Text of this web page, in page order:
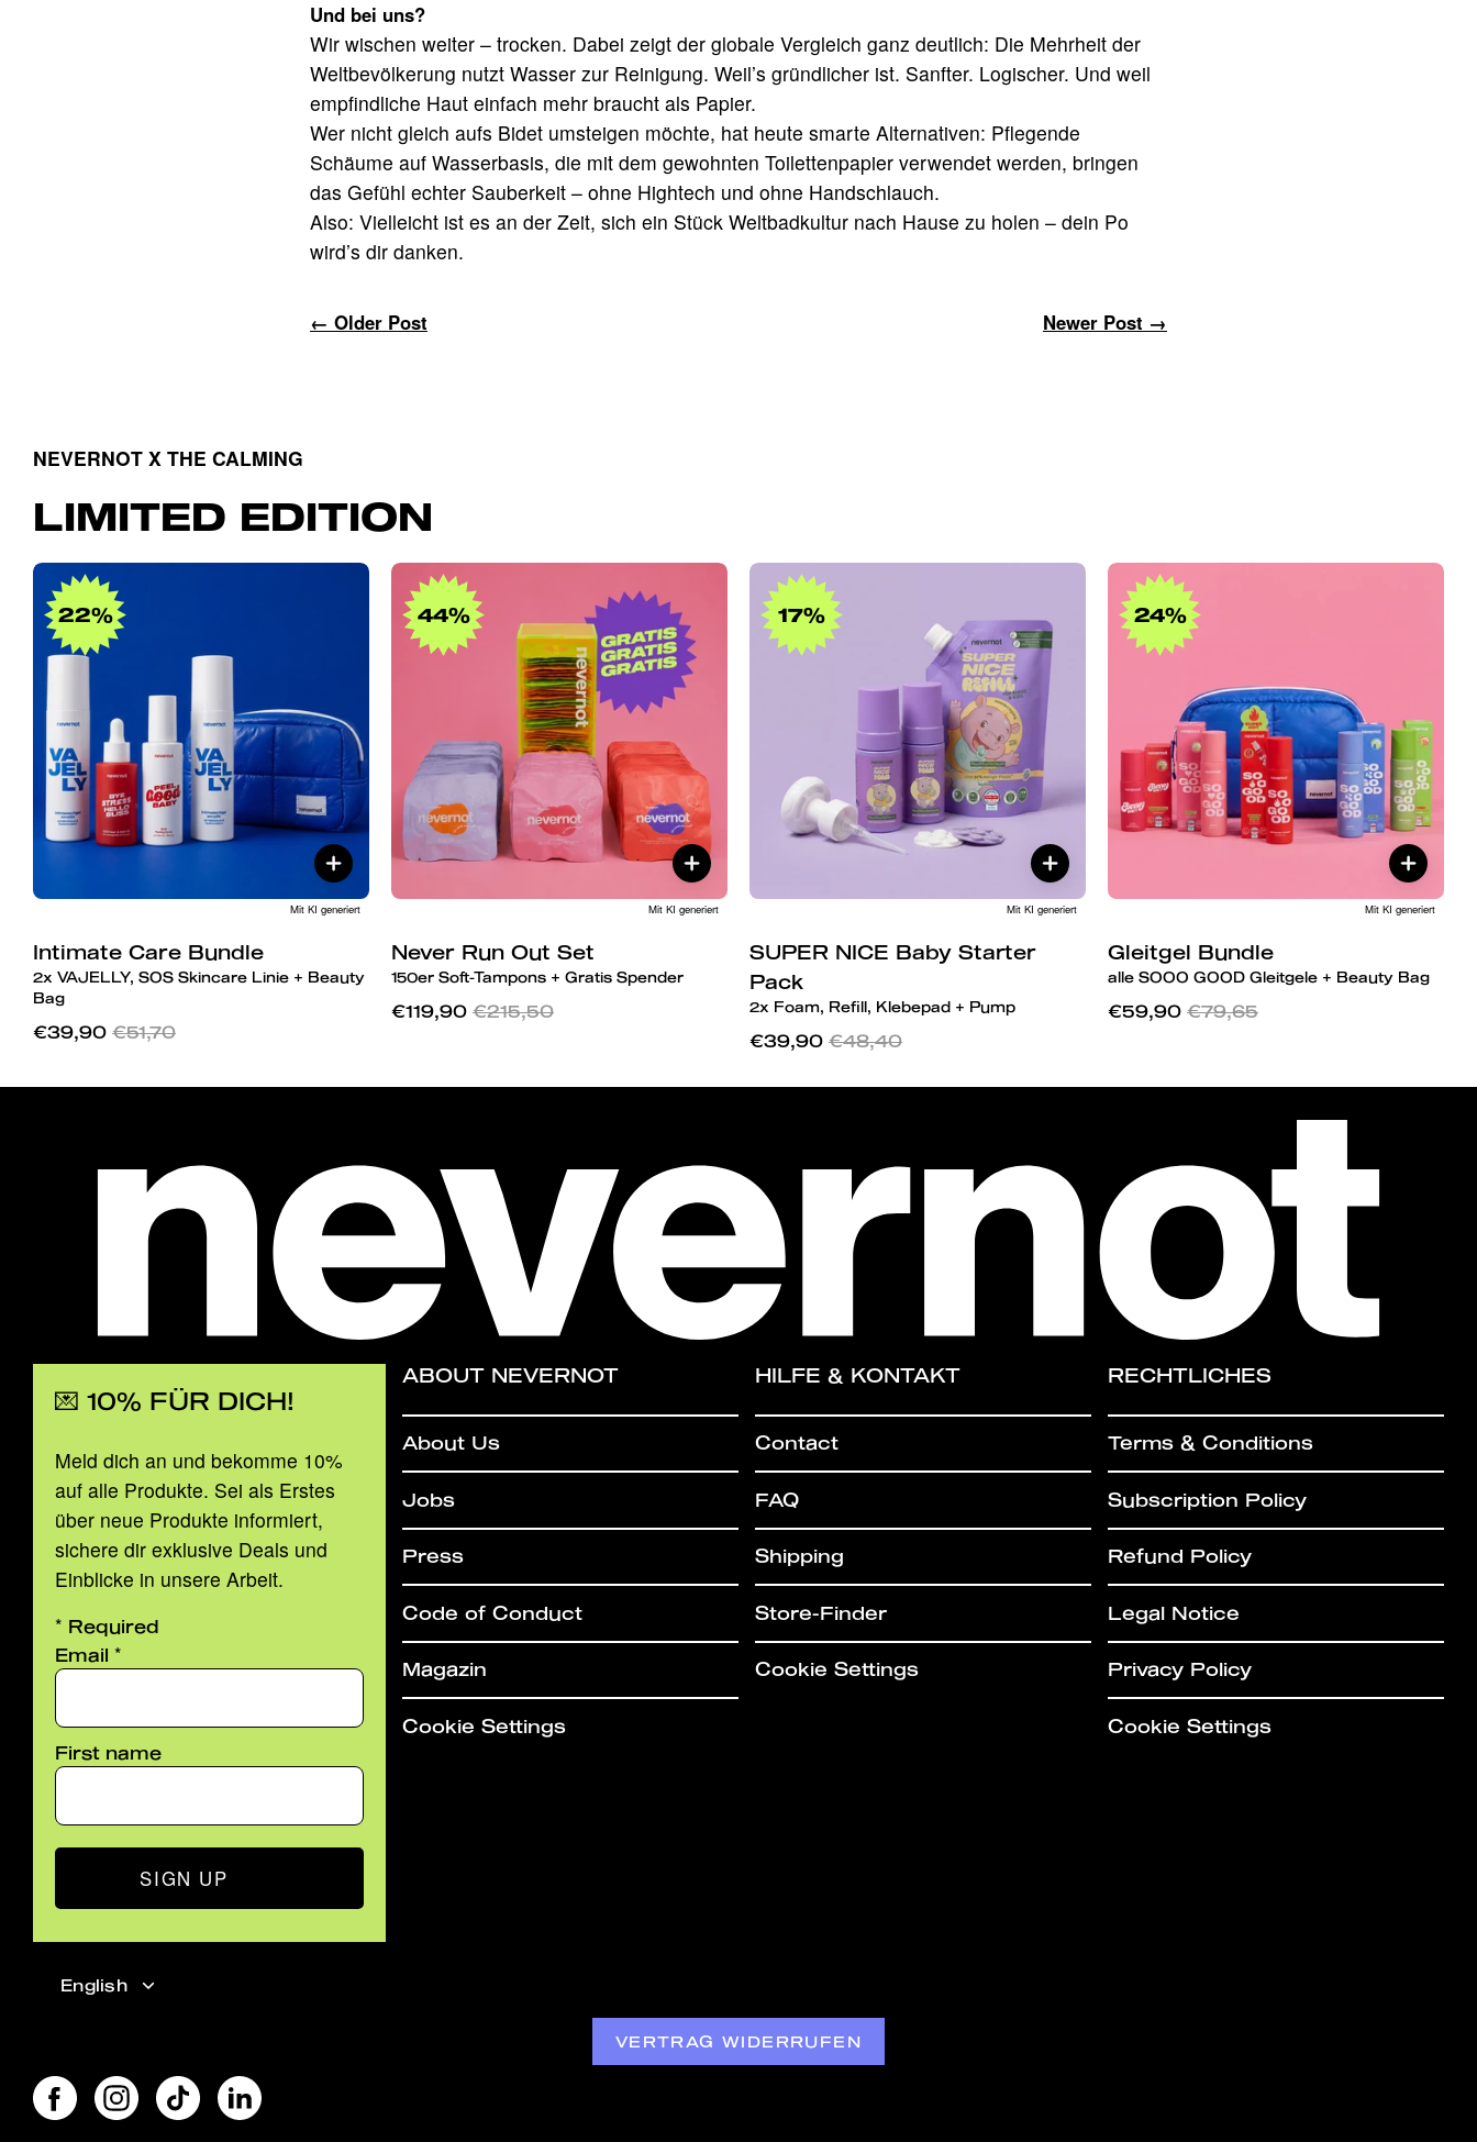
Und bei uns?
Wir wischen weiter – trocken. Dabei zeigt der globale Vergleich ganz deutlich: Die Mehrheit der
Weltbevölkerung nutzt Wasser zur Reinigung. Weil’s gründlicher ist. Sanfter. Logischer. Und weil
empfindliche Haut einfach mehr braucht als Papier.
Wer nicht gleich aufs Bidet umsteigen möchte, hat heute smarte Alternativen: Pflegende
Schäume auf Wasserbasis, die mit dem gewohnten Toilettenpapier verwendet werden, bringen
das Gefühl echter Sauberkeit – ohne Hightech und ohne Handschlauch.
Also: Vielleicht ist es an der Zeit, sich ein Stück Weltbadkultur nach Hause zu holen – dein Po
wird’s dir danken.
← Older Post Newer Post →
NEVERNOT X THE CALMING
LIMITED EDITION
22%
Mit KI generiert
Intimate Care Bundle
2x VAJELLY, SOS Skincare Linie + Beauty
Bag
€39,90 €51,70
Out
Set
44%
Mit KI generiert
Never Run Out Set
150er Soft-Tampons + Gratis Spender
€119,90 €215,50
Baby
Starter
Pack
17%
Mit KI generiert
SUPER NICE Baby Starter
Pack
2x Foam, Refill, Klebepad + Pump
€39,90 €48,40
24%
Mit KI generiert
Gleitgel Bundle
alle SOOO GOOD Gleitgele + Beauty Bag
€59,90 €79,65
💌 10% FÜR DICH!
Meld dich an und bekomme 10%
auf alle Produkte. Sei als Erstes
über neue Produkte informiert,
sichere dir exklusive Deals und
Einblicke in unsere Arbeit.
* Required
Email *
First name
SIGN UP
ABOUT NEVERNOT
About Us
Jobs
Press
Code of Conduct
Magazin
Cookie Settings
HILFE & KONTAKT
Contact
FAQ
Shipping
Store-Finder
Cookie Settings
RECHTLICHES
Terms & Conditions
Subscription Policy
Refund Policy
Legal Notice
Privacy Policy
Cookie Settings
Language
English
VERTRAG WIDERRUFEN